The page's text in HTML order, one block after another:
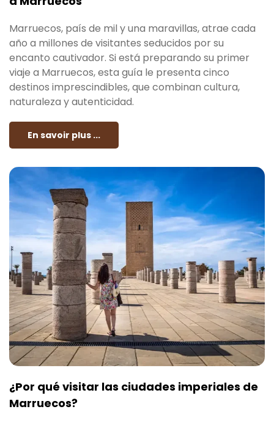
Marruecos, país de mil y una maravillas, atrae cada
año a millones de visitantes seducidos por su
encanto cautivador. Si está preparando su primer
viaje a Marruecos, esta guía le presenta cinco
destinos imprescindibles, que combinan cultura,
naturaleza y autenticidad.
En savoir plus ...
¿Por qué visitar las ciudades imperiales de
Marruecos?